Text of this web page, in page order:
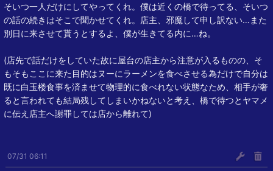
そいつ一人だけにしてやってくれ。僕は近くの橋で待ってる、そいつ
の話の続きはそこで聞かせてくれ。店主、邪魔して申し訳ない…また
別日に来させて貰うとするよ、僕が生きてる内に…ね。
(店先で話だけをしていた故に屋台の店主から注意が入るものの、そ
もそもここに来た目的はヌーにラーメンを食べさせる為だけで自分は
既に白玉楼食事を済ませて物理的に食べれない状態なため、相手が奢
ると言われても結局残してしまいかねないと考え、橋で待つとヤマメ
に伝え店主へ謝罪しては店から離れて)
07/31 06:11